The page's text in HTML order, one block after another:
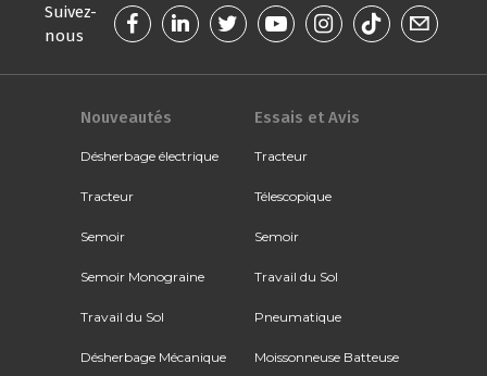
Suivez-
nous
Nouveautés
Désherbage électrique
Tracteur
Semoir
Semoir Monograine
Travail du Sol
Désherbage Mécanique
Essais et Avis
Tracteur
Télescopique
Semoir
Travail du Sol
Pneumatique
Moissonneuse Batteuse